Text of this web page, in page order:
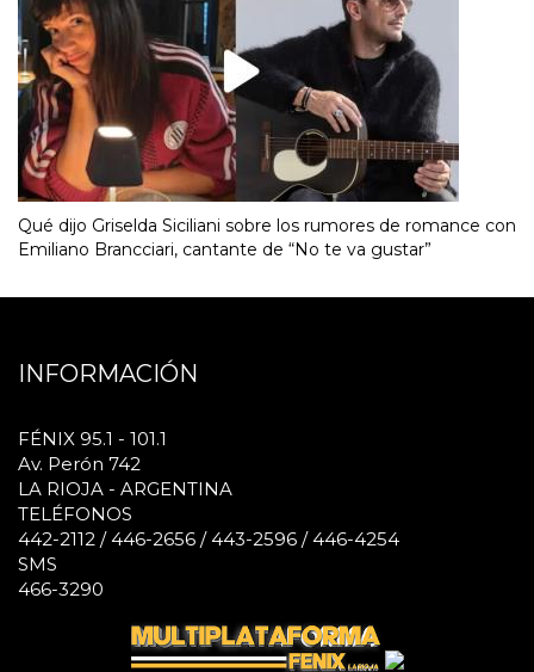
Qué dijo Griselda Siciliani sobre los rumores de romance con
Emiliano Brancciari, cantante de “No te va gustar”
INFORMACIÓN
FÉNIX 95.1 - 101.1
Av. Perón 742
LA RIOJA - ARGENTINA
TELÉFONOS
442-2112 / 446-2656 / 443-2596 / 446-4254
SMS
466-3290